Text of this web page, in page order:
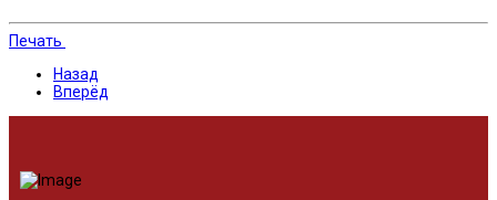
Печать
Назад
Вперёд